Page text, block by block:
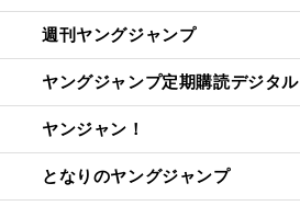
週刊ヤングジャンプ
ヤングジャンプ定期購読デジタル
ヤンジャン！
となりのヤングジャンプ